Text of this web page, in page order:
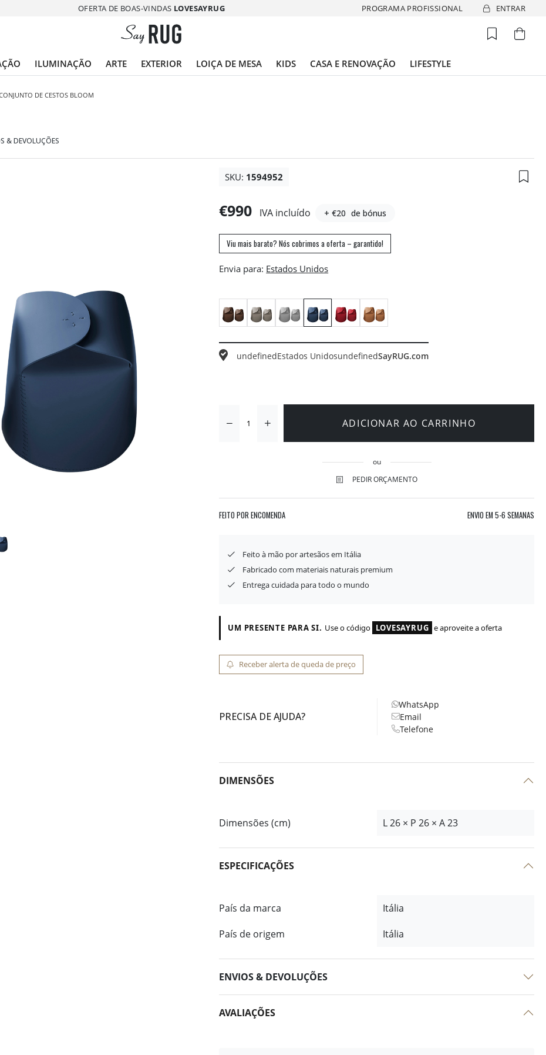
OFERTA DE BOAS-VINDAS LOVESAYRUG PROGRAMA PROFISSIONAL ENTRAR
ILUMINAÇÃO ARTE EXTERIOR LOIÇA DE MESA KIDS CASA E RENOVAÇÃO LIFESTYLE
DE CESTOS BLOOM
& DEVOLUÇÕES
SKU: 1594952
€990 IVA incluído + €20 de bónus
Viu mais barato? Nós cobrimos a oferta – garantido!
Envia para:
undefinedEstados UnidosundefinedSayRUG.com
ADICIONAR AO CARRINHO
ou
PEDIR ORÇAMENTO
FEITO POR ENCOMENDA ENVIO EM 5-6 SEMANAS
Feito à mão por artesãos em Itália
Fabricado com materiais naturais premium
Entrega cuidada para todo o mundo
UM PRESENTE PARA SI. Use o código LOVESAYRUG e aproveite a oferta
Receber alerta de queda de preço
PRECISA DE AJUDA?
WhatsApp
Email
Telefone
DIMENSÕES
Dimensões (cm) L 26 × P 26 × A 23
ESPECIFICAÇÕES
País da marca
Itália
País de origem
Itália
ENVIOS & DEVOLUÇÕES
AVALIAÇÕES